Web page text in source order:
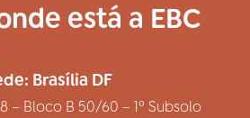
está a EBC
Brasília DF
– Bloco B 50/60 – 1º Subsolo